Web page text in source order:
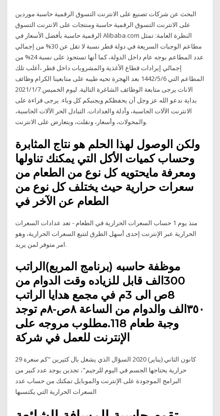
البحث عن شركات تصنيع على الانترنت التسوق الرقمية حاسبة موردين
على الانترنت التسوق الرقمية حاسبة ومنتجات على الانترنت التسوق
الرقمية حاسبة بأفضل الأسعار في Alibaba.com النظرة العامة: تمثل
مطاعم الوجبات السريعة في دولة قطر نسبة لا تقل عن 30% من إجمالي
عدد المطاعم بوجه عام داخل الدولة، كما أنها تستحوذ على نسبة 24% من
إجمالي إيرادات قطاع الأغذية والمشروبات داخل قطر ،أغلب تلك
المطاعم التي 6‏‏/5‏‏/1442 بعد الهجرة تحيه طيبه على متابعينا الكرام وظائف
الاناث يرجى متابعة الوظائف الشاغرة التالية. ليوم الخميس 2021/1/7
بداية ندعو الله عز وجل أن يحفظكم ويجنبكم كل وباء. يرجى قراءة على
الانترنت الآلات الحاسبة، وأدلة والعدادات. التبادل الحر الآلات الحاسبة،
والمحولات، وأسعار، ونقلت، ويتعارض على الانترنت.
ولكن الوصول لهذا الحلم هو نتاج المثابرة
وحساب كميات الأكل التي يمكنك تناولها
ومعرفة مايحتويه كل نوع من الطعام من
سعرات حرارية حيث يختلف كل نوع من
منذ يوم 1 حساب السعرات الحرارية في الطعام - تعد عدادات السعرات
الحرارية عبر الإنترنت إحدى أسهل الطرق لتتبع السعرات الحرارية، وهو
امر متوفر لمن يريد.
موظفة حاسبه (برنامج المربع)الراتب
300الف قابل للزياده وقت الدوام من
8ص الى 3م في مجمع هدايا الراتب
٣٥٠الف والدوام من الساعة ٨ص-٨م توجد
وجبة طعام 118.مطلوب مروجه على
الإنترنت للعمل في شركة
29 كانون الثاني (يناير) 2020 السؤال الذي يشغل بال كثيرين "كم سعرة
حرارية يحتاجها الجسم في اليوم للرجيم"، تجدين يوجد عدد كبير من
البرامج الموجودة على الإنترنت والموبايل تمكنك من حساب عدد
السعرات الحرارية التي يكتسبها